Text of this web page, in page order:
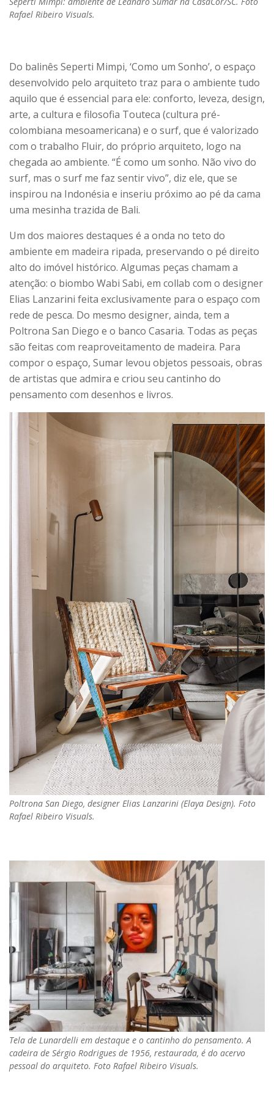
Rafael Ribeiro Visuals.
Do balinês Seperti Mimpi, ‘Como um Sonho’, o espaço
desenvolvido pelo arquiteto traz para o ambiente tudo
aquilo que é essencial para ele: conforto, leveza, design,
arte, a cultura e filosofia Touteca (cultura pré-
colombiana mesoamericana) e o surf, que é valorizado
com o trabalho Fluir, do próprio arquiteto, logo na
chegada ao ambiente. “É como um sonho. Não vivo do
surf, mas o surf me faz sentir vivo”, diz ele, que se
inspirou na Indonésia e inseriu próximo ao pé da cama
uma mesinha trazida de Bali.
Um dos maiores destaques é a onda no teto do
ambiente em madeira ripada, preservando o pé direito
alto do imóvel histórico. Algumas peças chamam a
atenção: o biombo Wabi Sabi, em collab com o designer
Elias Lanzarini feita exclusivamente para o espaço com
rede de pesca. Do mesmo designer, ainda, tem a
Poltrona San Diego e o banco Casaria. Todas as peças
são feitas com reaproveitamento de madeira. Para
compor o espaço, Sumar levou objetos pessoais, obras
de artistas que admira e criou seu cantinho do
pensamento com desenhos e livros.
Poltrona San Diego, designer Elias Lanzarini (Elaya Design). Foto
Rafael Ribeiro Visuals.
Tela de Lunardelli em destaque e o cantinho do pensamento. A
cadeira de Sérgio Rodrigues de 1956, restaurada, é do acervo
pessoal do arquiteto. Foto Rafael Ribeiro Visuals.